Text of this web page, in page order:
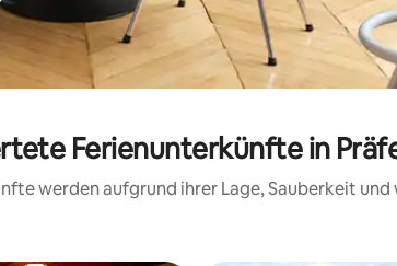
Ferienunterkünfte in
werden aufgrund ihrer Lage, Sauberkeit